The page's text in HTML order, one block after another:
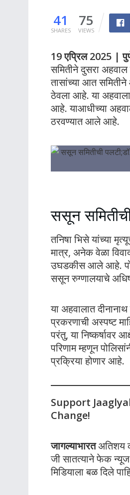
41
SHARES
75
VIEWS
19 एप्रिल 2025 |
समितीने दुसरा
तासांच्या आत
ठेवला आहे. या
आहे. याआधीच्या
ठरवण्यात आले आहे.
ससून
तनिषा भिसे यांच्या
मात्र, अनेक वेळा
उघडकीस आले आहे.
ससून रुग्णालयाचे
या अहवालात
प्रकरणाची अस्पष्ट
परंतु, या निष्कर्षावर
परिणाम म्हणून
प्रक्रिया होणार आहे.
Support
Change!
जागल्याभारतअतिशय
जी सातत्याने फेक
मिडियाला बळ दिले